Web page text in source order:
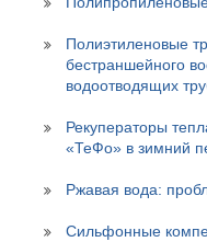
Полиэтиленовые
бестраншейного
водоотводящих
Рекуператоры
«ТеФо» в зимний
Ржавая вода:
Сильфонные